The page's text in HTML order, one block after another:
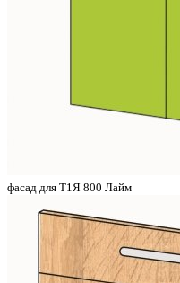
фасад для Т1Я 800 Лайм